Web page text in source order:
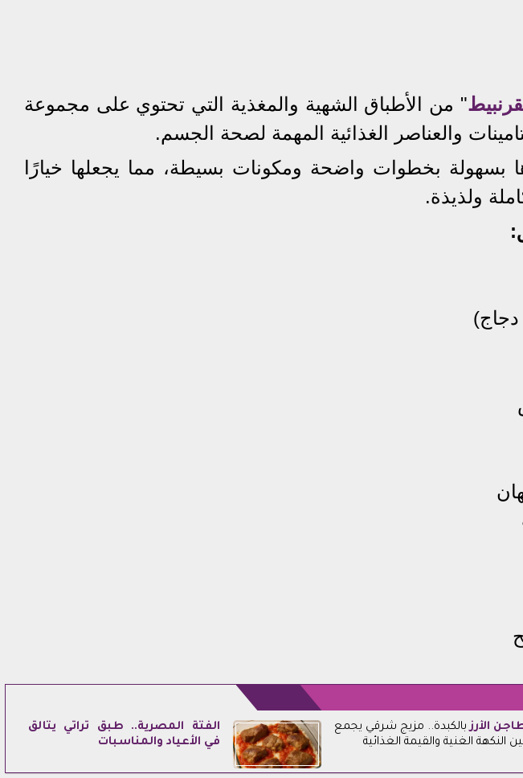
" من الأطباق الشهية والمغذية التي تحتوي على مجموعة
والعناصر الغذائية المهمة لصحة الجسم.
بسهولة بخطوات واضحة ومكونات بسيطة، مما يجعلها خيارًا
ولذيذة.
الأرزبالكبدة.. مزيج شرقي يجمع
النكهة الغنية والقيمة الغذائية
الفتة المصرية.. طبق تراثي يتألق
في الأعياد والمناسبات